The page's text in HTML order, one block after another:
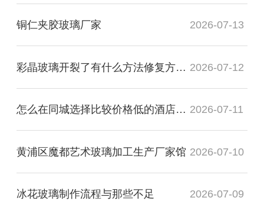
铜仁夹胶玻璃厂家 2026-07-13
彩晶玻璃开裂了有什么方法修复方法？ 2026-07-12
怎么在同城选择比较价格低的酒店装饰玻璃厂家 2026-07-11
黄浦区魔都艺术玻璃加工生产厂家馆 2026-07-10
冰花玻璃制作流程与那些不足 2026-07-09